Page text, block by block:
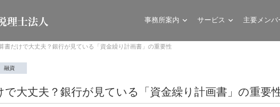
事務所案内 サービス 主要メンバ
書だけで大丈夫？銀行が見ている「資金繰り計画書」の重要性
融資
で大丈夫？銀行が見ている「資金繰り計画書」の重要